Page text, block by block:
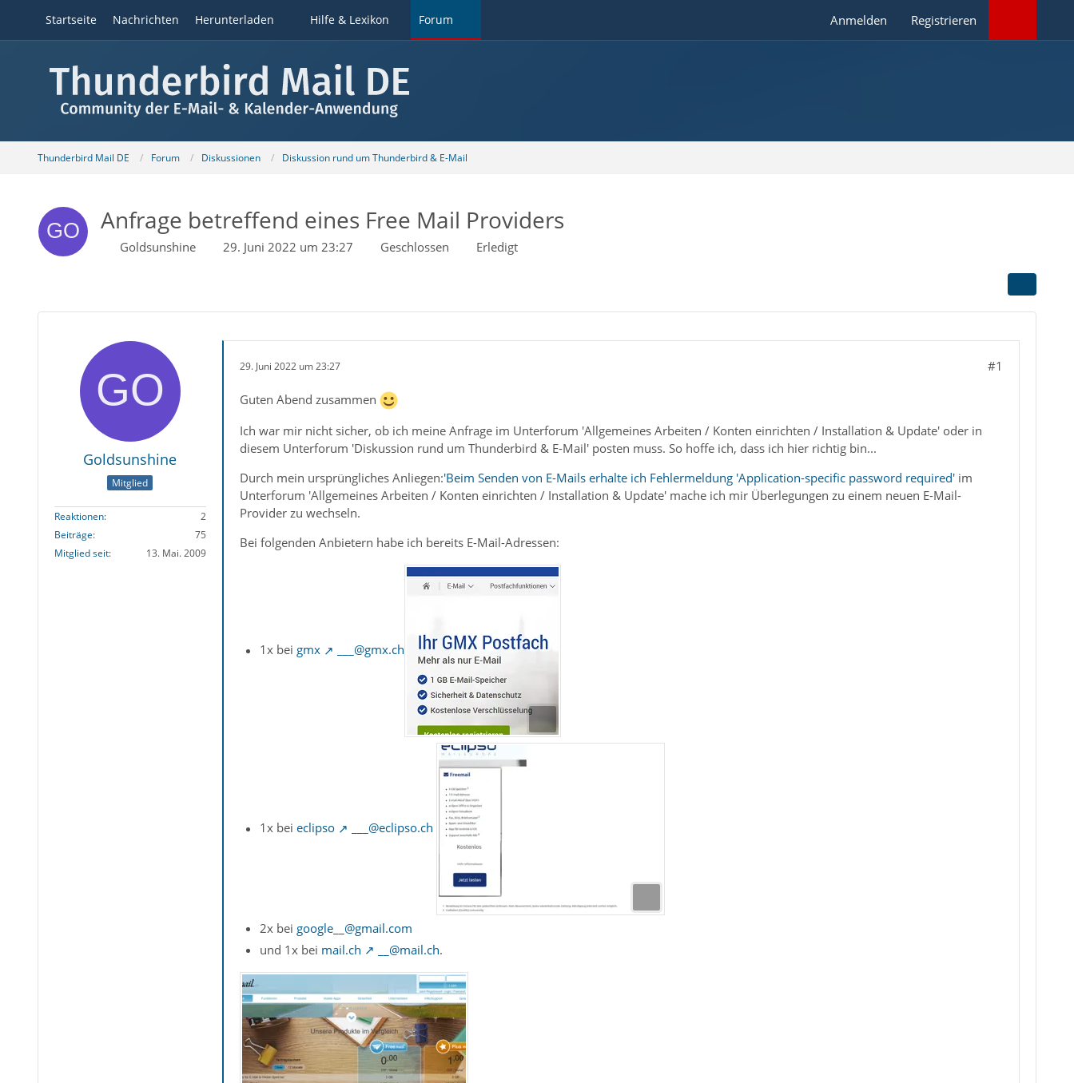
Startseite Nachrichten Herunterladen Hilfe & Lexikon Forum Anmelden Registrieren
Thunderbird Mail DE Forum Diskussionen Diskussion rund um Thunderbird & E-Mail
Anfrage betreffend eines Free Mail Providers
Goldsunshine 29. Juni 2022 um 23:27 Geschlossen Erledigt
Goldsunshine
Mitglied
Reaktionen
2
Beiträge
75
Mitglied seit
13. Mai. 2009
29. Juni 2022 um 23:27 #1
Guten Abend zusammen
Ich war mir nicht sicher, ob ich meine Anfrage im Unterforum 'Allgemeines Arbeiten / Konten einrichten / Installation & Update' oder in
diesem Unterforum 'Diskussion rund um Thunderbird & E-Mail' posten muss. So hoffe ich, dass ich hier richtig bin...
Durch mein ursprüngliches Anliegen:'Beim Senden von E-Mails erhalte ich Fehlermeldung 'Application-specific password required'im
Unterforum 'Allgemeines Arbeiten / Konten einrichten / Installation & Update' mache ich mir Überlegungen zu einem neuen E-Mail-
Provider zu wechseln.
Bei folgenden Anbietern habe ich bereits E-Mail-Adressen:
1x bei gmx ___@gmx.ch
1x bei eclipso ___@eclipso.ch
2x bei google__@gmail.com
und 1x bei mail.ch __@mail.ch.